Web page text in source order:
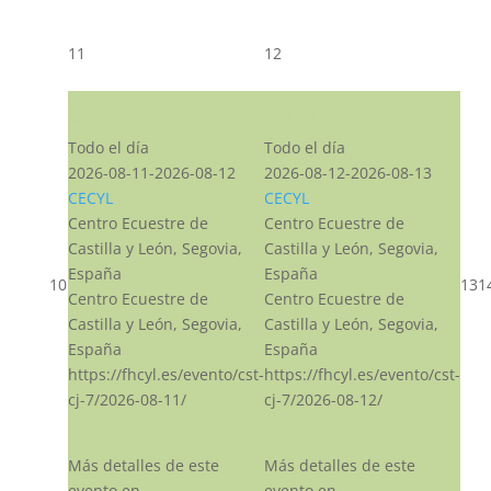
10
11
Todo el día
2026-08-11-2026-08-12
CECYL
Centro Ecuestre de
Castilla y León, Segovia,
España
Centro Ecuestre de
Castilla y León, Segovia,
España
https://fhcyl.es/evento/cst-
cj-7/2026-08-11/
Más detalles de este
12
Todo el día
2026-08-12-2026-08-13
CECYL
Centro Ecuestre de
Castilla y León, Segovia,
España
Centro Ecuestre de
Castilla y León, Segovia,
España
https://fhcyl.es/evento/cst-
cj-7/2026-08-12/
Más detalles de este
13